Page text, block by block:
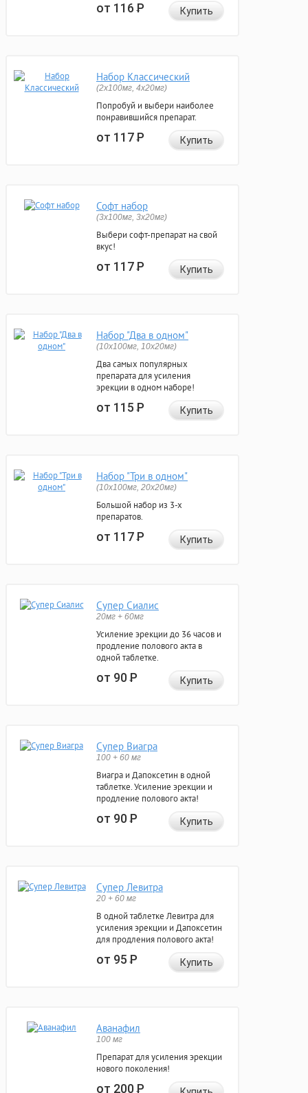
от 116Р Купить
Набор Классический
(2x100мг, 4x20мг)
Попробуй и выбери наиболее
понравившийся препарат.
от 117Р Купить
Софт набор
(3x100мг, 3x20мг)
Выбери софт-препарат на свой
вкус!
от 117Р Купить
Набор "Два в одном"
(10x100мг, 10x20мг)
Два самых популярных
препарата для усиления
эрекции в одном наборе!
от 115Р Купить
Набор "Три в одном"
(10x100мг, 20x20мг)
Большой набор из 3-х
препаратов.
от 117Р Купить
Супер Сиалис
20мг + 60мг
Усиление эрекции до 36 часов и
продление полового акта в
одной таблетке.
от 90Р Купить
Супер Виагра
100 + 60 мг
Виагра и Дапоксетин в одной
таблетке. Усиление эрекции и
продление полового акта!
от 90Р Купить
Супер Левитра
20 + 60 мг
В одной таблетке Левитра для
усиления эрекции и Дапоксетин
для продления полового акта!
от 95Р Купить
Аванафил
100 мг
Препарат для усиления эрекции
нового поколения!
от 200Р